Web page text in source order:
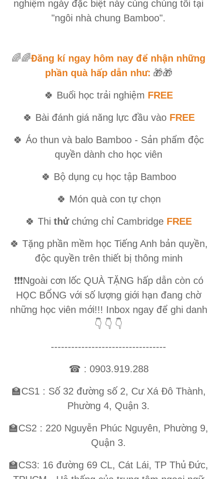
nghiệm ngày đặc biệt này cùng chúng tôi tại
"ngôi nhà chung Bamboo".
🌈🌈Đăng kí ngay hôm nay để nhận những
phần quà hấp dẫn như: 🎁🎁
🍀 Buổi học trải nghiệm FREE
🍀 Bài đánh giá năng l ực đầu vào FREE
🍀 Áo thun và balo Bamboo - Sản phẩm độc
quyền dành cho học viên
🍀 Bộdụng cụ học tập Bamboo
🍀 Món quà con tựchọn
🍀 Thi thửchứng chỉ Cambridge FREE
🍀 Tặng phần mềm học Tiếng Anh bản quyền,
độc quyền trên thiết bị thông minh
❗❗❗️Ngoài cơn l ốc QUÀ TẶNG hấp dẫn còn có
HỌC BỔNG với số ượng giới hạn đang chờ
những học viên mới!!! Inbox ngay để ghi danh
👇 👇 👇
----------------------------------
☎ : 0903.919.288
🏫CS1 : Số32 đường số2, CưXá Đô Thành,
Phường 4, Quận 3.
🏫CS2 : 220 Nguyễn Phúc Nguyên, Phường 9,
Quận 3.
🏫CS3: 16 đường 69 CL, Cát Lái, TP Thủ Đức,